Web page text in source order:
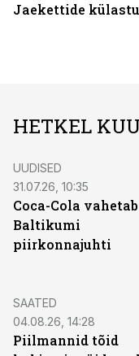
Jaekettide
HETKEL
UUDISED
31.07.26, 10:35
Coca-Cola vahetab
Baltikumi
piirkonnajuhti
SAATED
04.08.26, 14:28
Piilmannid tõid